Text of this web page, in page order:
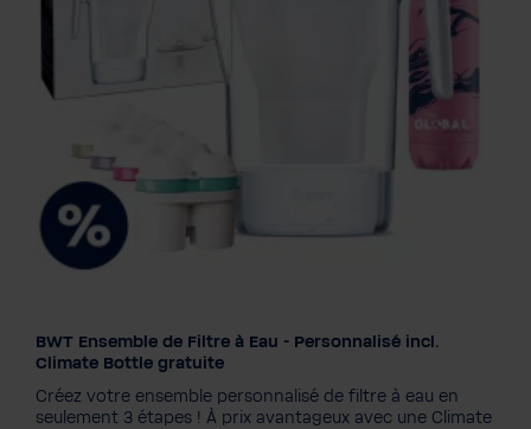
BWT Ensemble de Filtre à Eau - Personnalisé incl.
Climate Bottle gratuite
Créez votre ensemble personnalisé de filtre à eau en
seulement 3 étapes ! À prix avantageux avec une Climate